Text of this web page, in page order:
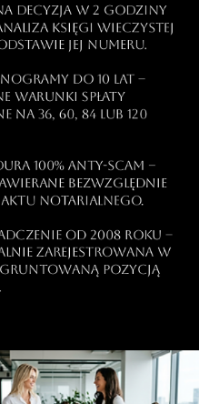
decyzja w 2 godziny
Księgi Wieczystej
jej numeru.
do 10 lat –
warunki spłaty
na 36, 60, 84 lub 120
100% anty-scam –
bezwzględnie
notarialnego.
od 2008 roku –
zarejestrowana w
pozycją